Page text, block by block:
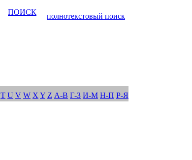
ПОИСК
полнотекстовый поиск
T U V W X Y Z А-В Г-З И-М Н-П Р-Я